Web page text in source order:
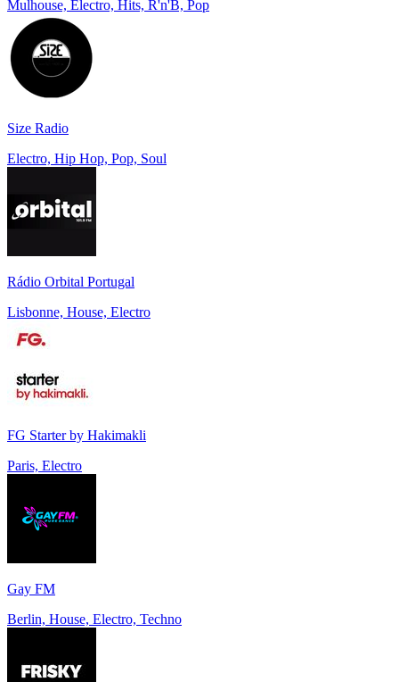
Mulhouse, Electro, Hits, R'n'B, Pop
Size Radio
Electro, Hip Hop, Pop, Soul
Rádio Orbital Portugal
Lisbonne, House, Electro
FG Starter by Hakimakli
Paris, Electro
Gay FM
Berlin, House, Electro, Techno